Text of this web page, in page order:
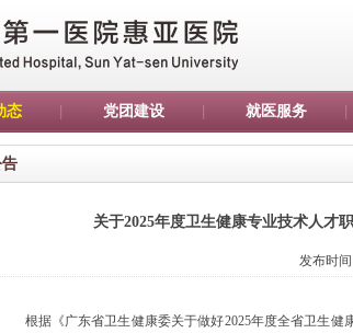
态 党团建设 就医服务
关于2025年度卫生健康专业技术人才
发布时间
根据《广东省卫生健康委关于做好2025年度全省卫生健